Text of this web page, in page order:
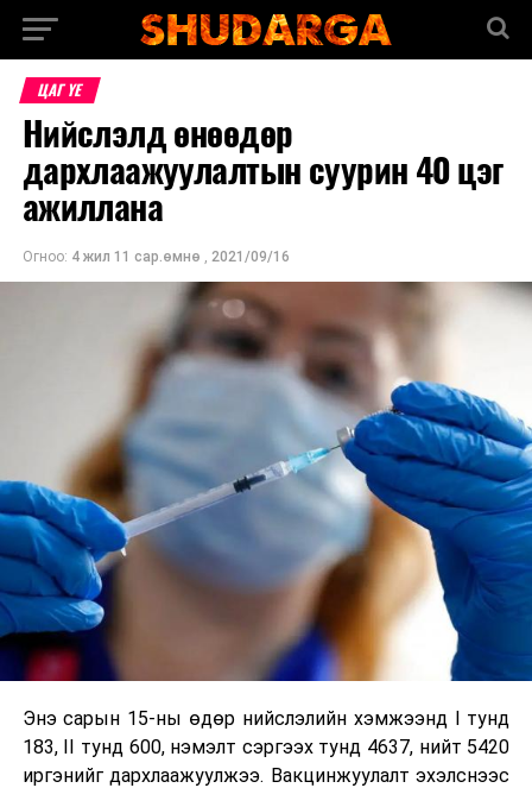
ЦАГ ҮЕ
Нийслэлд өнөөдөр
дархлаажуулалтын суурин 40 цэг
ажиллана
Огноо: 4 жил 11 сар.өмнө , 2021/09/16
Энэ сарын 15-ны өдөр нийслэлийн хэмжээнд I тунд
183, II тунд 600, нэмэлт сэргээх тунд 4637, нийт 5420
иргэнийг дархлаажуулжээ. Вакцинжуулалт эхэлснээс